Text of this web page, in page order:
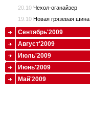
20.10 Чехол-оганайзер
19.10 Новая грязевая шина
Сентябрь'2009
Август'2009
Июль'2009
Июнь'2009
Май'2009